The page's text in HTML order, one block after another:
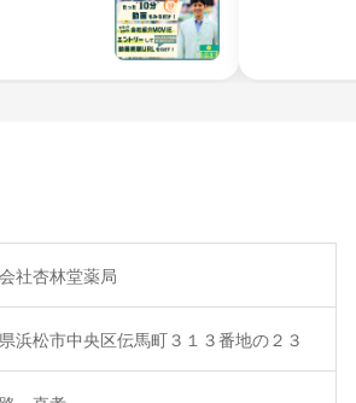
社杏林堂薬局
浜松市中央区伝馬町３１３番地の２３